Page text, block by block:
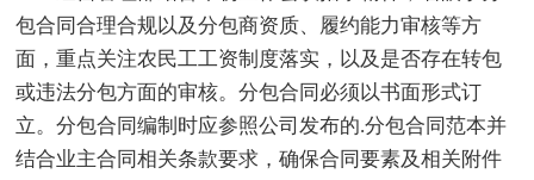
包合同合理合规以及分包商资质、履约能力审核等方
面，重点关注农民工工资制度落实，以及是否存在转包
或违法分包方面的审核。分包合同必须以书面形式订
立。分包合同编制时应参照公司发布的.分包合同范本并
结合业主合同相关条款要求，确保合同要素及相关附件